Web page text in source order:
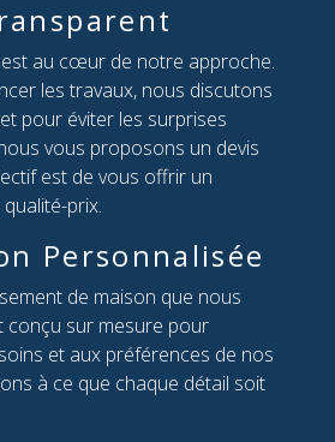
au cœur de notre approche.
les travaux, nous discutons
pour éviter les surprises
vous proposons un devis
est de vous offrir un
prix.
Personnalisée
de maison que nous
conçu sur mesure pour
et aux préférences de nos
à ce que chaque détail soit